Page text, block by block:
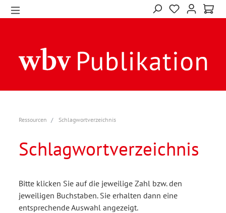
Ressourcen Schlagwortverzeichnis
Schlagwortverzeichnis
Bitte klicken Sie auf die jeweilige Zahl bzw. den
jeweiligen Buchstaben. Sie erhalten dann eine
entsprechende Auswahl angezeigt.